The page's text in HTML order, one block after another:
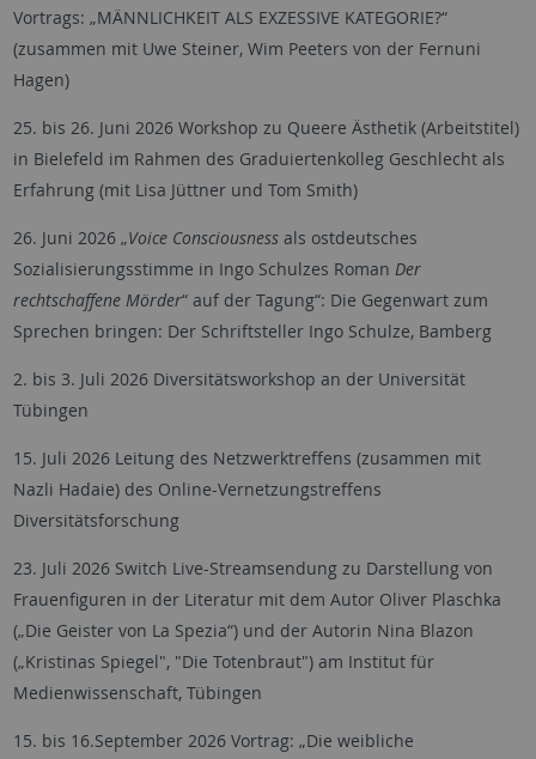
Vortrags: „MÄNNLICHKEIT ALS EXZESSIVE KATEGORIE?“
(zusammen mit Uwe Steiner, Wim Peeters von der Fernuni
Hagen)
25. bis 26. Juni 2026 Workshop zu Queere Ästhetik (Arbeitstitel)
in Bielefeld im Rahmen des Graduiertenkolleg Geschlecht als
Erfahrung (mit Lisa Jüttner und Tom Smith)
26. Juni 2026 „Voice Consciousnessals ostdeutsches
Sozialisierungsstimme in Ingo Schulzes Roman Der
rechtschaffene Mörder“ auf der Tagung“: Die Gegenwart zum
Sprechen bringen: Der Schriftsteller Ingo Schulze, Bamberg
2. bis 3. Juli 2026 Diversitätsworkshop an der Universität
Tübingen
15. Juli 2026 Leitung des Netzwerktreffens (zusammen mit
Nazli Hadaie) des Online-Vernetzungstreffens
Diversitätsforschung
23. Juli 2026 Switch Live-Streamsendung zu Darstellung von
Frauenfiguren in der Literatur mit dem Autor Oliver Plaschka
(„Die Geister von La Spezia“) und der Autorin Nina Blazon
(„Kristinas Spiegel", "Die Totenbraut") am Institut für
Medienwissenschaft, Tübingen
15. bis 16.September 2026 Vortrag: „Die weibliche